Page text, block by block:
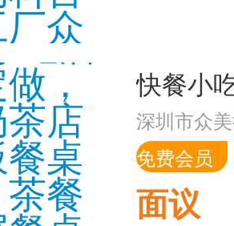
深圳市众
免费会员
面议